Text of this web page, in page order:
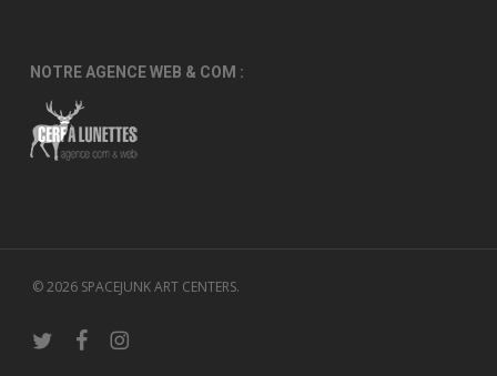
NOTRE AGENCE WEB & COM :
© 2026 SPACEJUNK ART CENTERS.
twitter facebookinstagram